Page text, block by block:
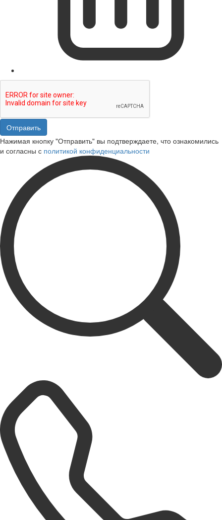
Отправить
Нажимая кнопку "Отправить" вы подтверждаете, что ознакомились
и согласны с политикой конфиденциальности